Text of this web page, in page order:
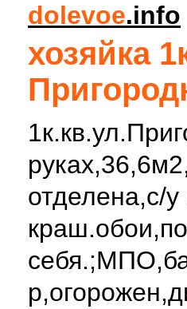
dolevoe.info
хозяйка
отделена,с/